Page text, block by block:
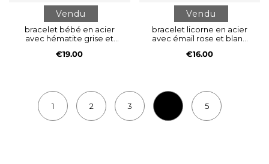
Vendu
bracelet bébé en acier
avec hématite grise et
€19.00
Vendu
bracelet licorne en acier
avec émail rose et blanc
€16.00
1 2 3 5